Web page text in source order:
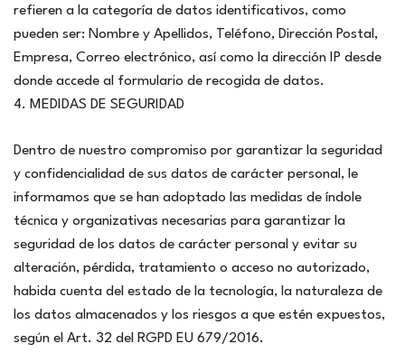
refieren a la categoría de datos identificativos, como
pueden ser: Nombre y Apellidos, Teléfono, Dirección Postal,
Empresa, Correo electrónico, así como la dirección IP desde
donde accede al formulario de recogida de datos.
4. MEDIDAS DE SEGURIDAD
Dentro de nuestro compromiso por garantizar la seguridad
y confidencialidad de sus datos de carácter personal, le
informamos que se han adoptado las medidas de índole
técnica y organizativas necesarias para garantizar la
seguridad de los datos de carácter personal y evitar su
alteración, pérdida, tratamiento o acceso no autorizado,
habida cuenta del estado de la tecnología, la naturaleza de
los datos almacenados y los riesgos a que estén expuestos,
según el Art. 32 del RGPD EU 679/2016.